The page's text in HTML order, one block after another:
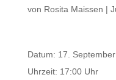
von Rosita Maissen |
Datum: 17.
Uhrzeit: 17:00 Uhr